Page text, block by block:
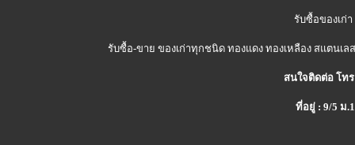
รับซื้อของเก่
รับซื้อ-ขาย ของเก่าทุกชนิด ทองแดง ทองเหลือง สแตนเ
สนใจติดต่อ โทร
ที่อยู่ : 9/5 ม